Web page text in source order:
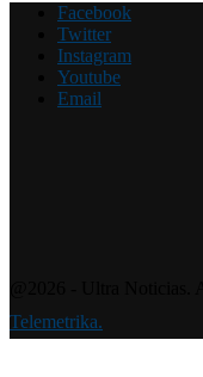
Facebook
Twitter
Instagram
Youtube
Email
Telemetrika.